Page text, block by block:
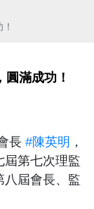
滿成功！
長 #陳英明 ，
屆第七次理監
八屆會長、監